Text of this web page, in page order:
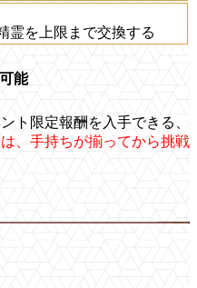
霊を上限まで交換する
能
ト限定報酬を入手できる、
、手持ちが揃ってから挑戦